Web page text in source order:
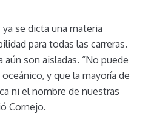
ya se dicta una materia
para todas las carreras.
son aisladas. “No puede
y que la mayoría de
ni el nombre de nuestras
Cornejo.